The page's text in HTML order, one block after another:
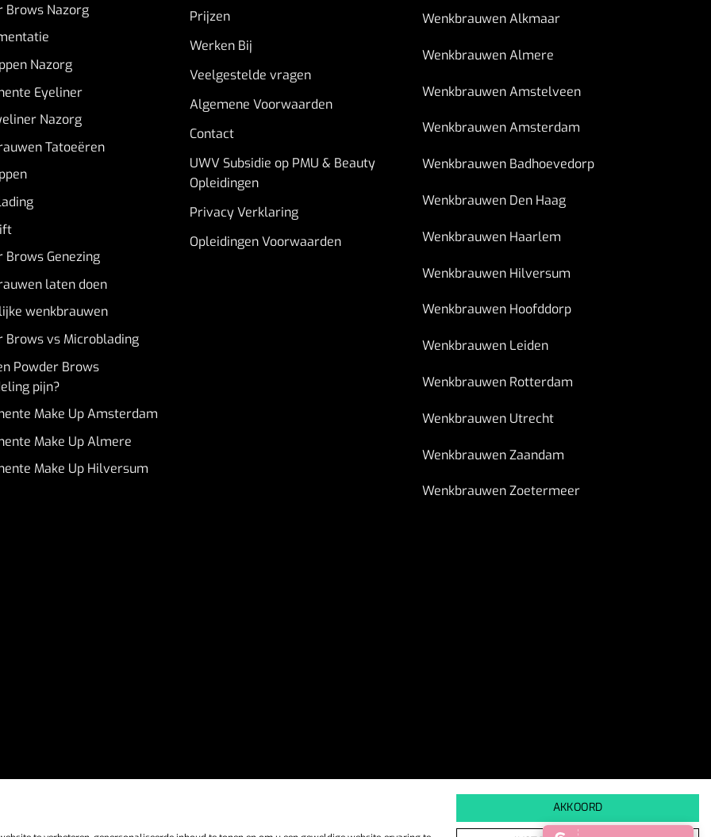
Brows Nazorg
Nazorg
Eyeliner
Nazorg
Tatoeëren
Brows Genezing
laten doen
wenkbrauwen
Brows vs Microblading
Powder Brows
pijn?
Make Up Amsterdam
Make Up Almere
Make Up Hilversum
Prijzen
Werken Bij
Veelgestelde vragen
Algemene Voorwaarden
Contact
UWV Subsidie op PMU & Beauty
Opleidingen
Privacy Verklaring
Opleidingen Voorwaarden
Wenkbrauwen Alkmaar
Wenkbrauwen Almere
Wenkbrauwen Amstelveen
Wenkbrauwen Amsterdam
Wenkbrauwen Badhoevedorp
Wenkbrauwen Den Haag
Wenkbrauwen Haarlem
Wenkbrauwen Hilversum
Wenkbrauwen Hoofddorp
Wenkbrauwen Leiden
Wenkbrauwen Rotterdam
Wenkbrauwen Utrecht
Wenkbrauwen Zaandam
Wenkbrauwen Zoetermeer
AKKOORD